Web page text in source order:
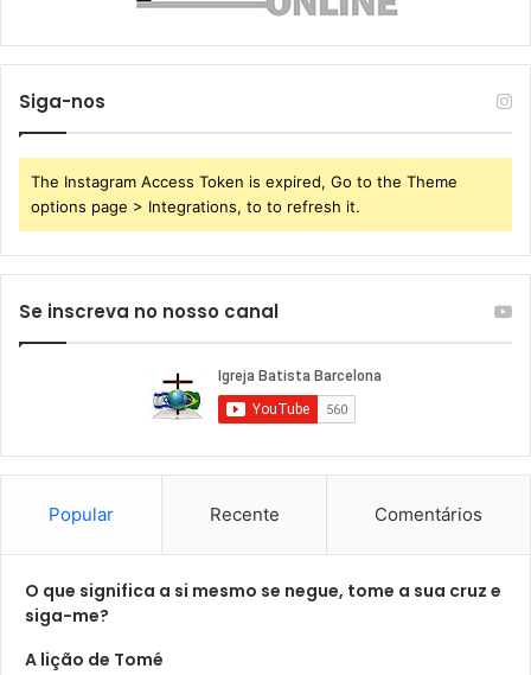
Siga-nos
The Instagram Access Token is expired, Go to the Theme
options page > Integrations, to to refresh it.
Se inscreva no nosso canal
Popular Recente Comentários
O que significa a si mesmo se negue, tome a sua cruz e
siga-me?
A lição de Tomé